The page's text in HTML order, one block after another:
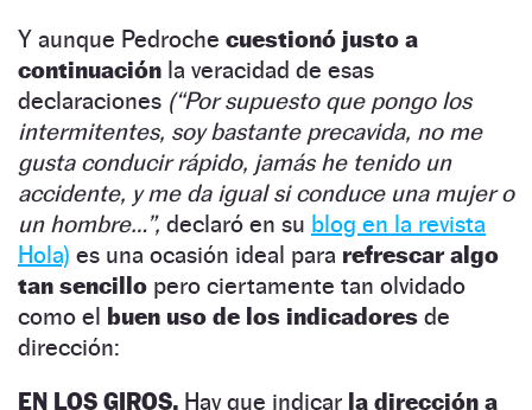
Y aunque Pedroche cuestionó justo a
continuación la veracidad de esas
declaraciones (“Por supuesto que pongo los
intermitentes, soy bastante precavida, no me
gusta conducir rápido, jamás he tenido un
accidente, y me da igual si conduce una mujer o
un hombre…”, declaró en su blog en la revista
Hola) es una ocasión ideal para refrescar algo
tan sencillo pero ciertamente tan olvidado
como el buen uso de los indicadores de
dirección:
EN LOS GIROS. Hay que indicar la dirección a